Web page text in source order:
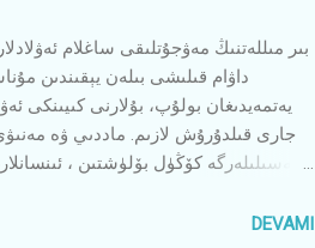
داۋام قىلىشى بىلەن يېقىندىن
يەتمەيدىغان بولۇپ، بۇلارنى كىيىنكى
جارى قىلدۇرۇش لازىم. ماددىي ۋە
مەسىلىلەرگە كۆڭۈل بۆلۈشتىن ،
قالدى. ئاتا - بوۋلىرىمىزغا ،DEVAMI